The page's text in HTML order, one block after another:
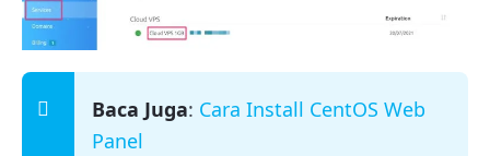
Baca Juga: Cara Install CentOS Web
Panel